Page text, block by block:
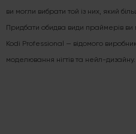
ви могли вибрати той із них, який
Придбати обидва види праймерів ви
Kodi Professional — відомого
моделювання нігтів та нейл-дизайну.